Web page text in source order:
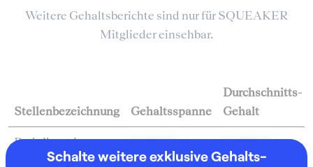
Weitere Gehaltsberichte sind nur für SQUEAKER
Mitglieder einsehbar.
Stellenbezeichnung Gehaltsspanne
Durchschnitts-
Gehalt
Praktikant:in
6.000 € -
26.400 €
14.200 €
Schalte weitere exklusive Gehalts-